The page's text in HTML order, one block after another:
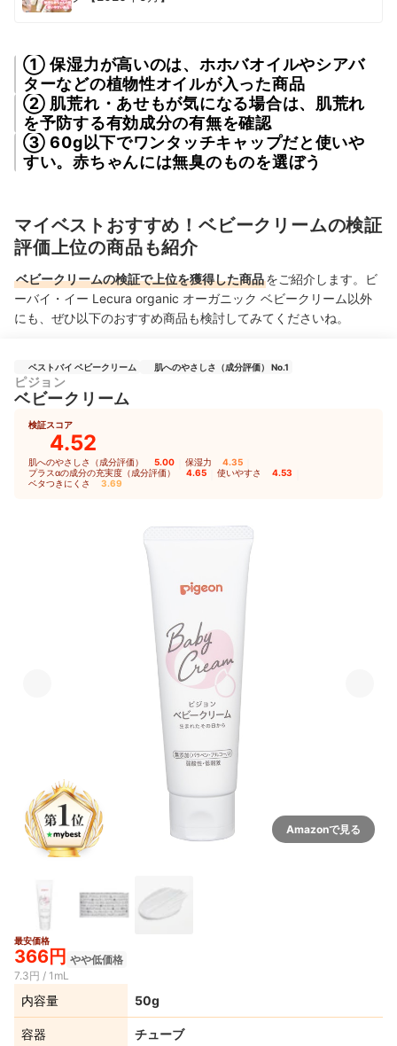
① 保湿力が高いのは、ホホバオイルやシアバ
ターなどの植物性オイルが入った商品
② 肌荒れ・あせもが気になる場合は、肌荒れ
を予防する有効成分の有無を確認
③ 60g以下でワンタッチキャップだと使いや
すい。赤ちゃんには無臭のものを選ぼう
マイベストおすすめ！ベビークリームの検証
評価上位の商品も紹介
ベビークリームの検証で上位を獲得した商品をご紹介します。ビ
ーバイ・イー Lecura organic オーガニック ベビークリーム以外
にも、ぜひ以下のおすすめ商品も検討してみてくださいね。
ベストバイ ベビークリーム 肌へのやさしさ（成分評価） No.1
ピジョン
ベビークリーム
検証スコア
4.52
肌へのやさしさ（成分評価） 5.00 保湿力 4.35
プラスαの成分の充実度（成分評価） 4.65 使いやすさ 4.53
ベタつきにくさ 3.69
Amazonで見る
最安価格
366円 やや低価格
7.3円 / 1mL
内容量 50g
容器 チューブ